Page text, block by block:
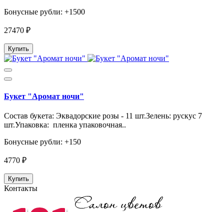
Бонусные рубли: +1500
27470 ₽
Купить
Букет "Аромат ночи"
Состав букета: Эквадорские розы - 11 шт.Зелень: рускус 7
шт.Упаковка: пленка упаковочная..
Бонусные рубли: +150
4770 ₽
Купить
Контакты